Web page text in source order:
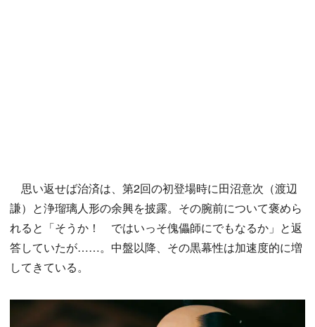
思い返せば治済は、第2回の初登場時に田沼意次（渡辺
謙）と浄瑠璃人形の余興を披露。その腕前について褒めら
れると「そうか！ ではいっそ傀儡師にでもなるか」と返
答していたが……。中盤以降、その黒幕性は加速度的に増
してきている。